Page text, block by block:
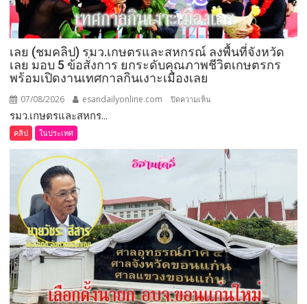
เลย (ชมคลิป) รมว.เกษตรและสหกรณ์ ลงพื้นที่จังหวัด
เลย มอบ 5 ข้อสั่งการ ยกระดับคุณภาพชีวิตเกษตรกร
พร้อมเปิดงานเทศกาลกินเงาะเมืองเลย
07/08/2026 esandailyonline.com ปิดความเห็น
รมว.เกษตร
และ
สหกรณ์
ลงพื้น
ที่
จังหวัด
เลย
มอบ
5
ข้อ
รมว.เกษตรและสหกร...
คลิป ในประเทศ